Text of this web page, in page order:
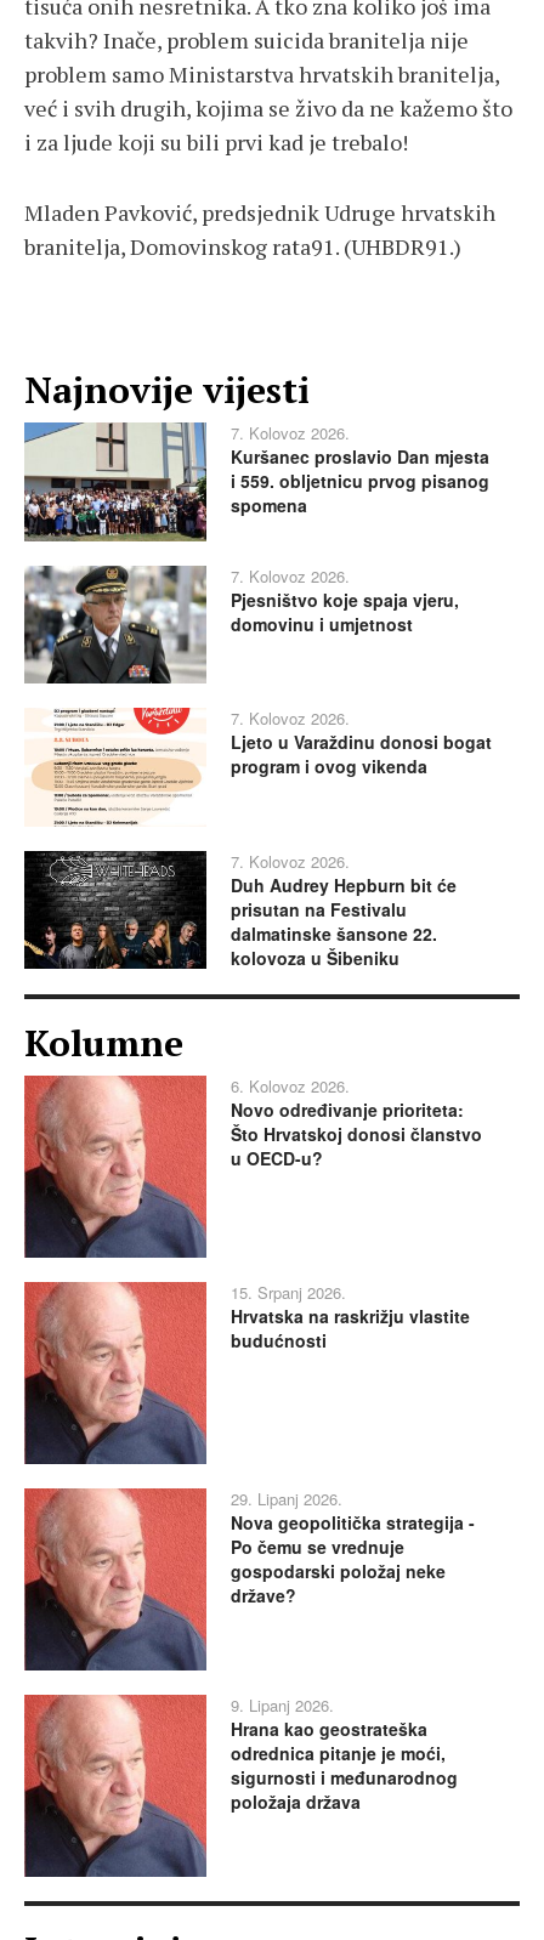
tisuća onih nesretnika. A tko zna koliko još ima
takvih? Inače, problem suicida branitelja nije
problem samo Ministarstva hrvatskih branitelja,
već i svih drugih, kojima se živo da ne kažemo što
i za ljude koji su bili prvi kad je trebalo!
Mladen Pavković, predsjednik Udruge hrvatskih
branitelja, Domovinskog rata91. (UHBDR91.)
Najnovije vijesti
7. Kolovoz 2026.
Kuršanec proslavio Dan mjesta
i 559. obljetnicu prvog pisanog
spomena
7. Kolovoz 2026.
Pjesništvo koje spaja vjeru,
domovinu i umjetnost
7. Kolovoz 2026.
Ljeto u Varaždinu donosi bogat
program i ovog vikenda
7. Kolovoz 2026.
Duh Audrey Hepburn bit će
prisutan na Festivalu
dalmatinske šansone 22.
kolovoza u Šibeniku
Kolumne
6. Kolovoz 2026.
Novo određivanje prioriteta:
Što Hrvatskoj donosi članstvo
u OECD-u?
15. Srpanj 2026.
Hrvatska na raskrižju vlastite
budućnosti
29. Lipanj 2026.
Nova geopolitička strategija -
Po čemu se vrednuje
gospodarski položaj neke
države?
9. Lipanj 2026.
Hrana kao geostrateška
odrednica pitanje je moći,
sigurnosti i međunarodnog
položaja država